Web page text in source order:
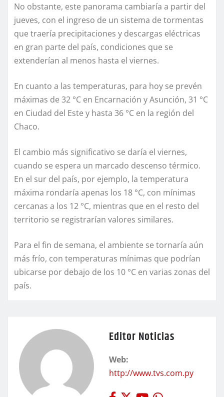
No obstante, este panorama cambiaría a partir del
jueves, con el ingreso de un sistema de tormentas
que traería precipitaciones y descargas eléctricas
en gran parte del país, condiciones que se
extenderían al menos hasta el viernes.
En cuanto a las temperaturas, para hoy se prevén
máximas de 32 °C en Encarnación y Asunción, 31 °C
en Ciudad del Este y hasta 36 °C en la región del
Chaco.
El cambio más significativo se daría el viernes,
cuando se espera un marcado descenso térmico.
En el sur del país, por ejemplo, la temperatura
máxima rondaría apenas los 18 °C, con mínimas
cercanas a los 12 °C, mientras que en el resto del
territorio se registrarían valores similares.
Para el fin de semana, el ambiente se tornaría aún
más frío, con temperaturas mínimas que podrían
ubicarse por debajo de los 10 °C en varias zonas del
país.
Editor Noticias
Web:
http://www.tvs.com.py